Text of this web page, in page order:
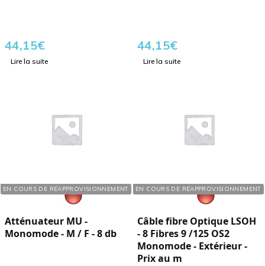
44,15€
Lire la suite
44,15€
Lire la suite
EN COURS DE RÉAPPROVISIONNEMENT
Réf. : 109808
Atténuateur MU -
Monomode - M / F - 8 db
EN COURS DE RÉAPPROVISIONNEMENT
Réf. : 146808
Câble fibre Optique LSOH
- 8 Fibres 9 /125 OS2
Monomode - Extérieur -
Prix au m